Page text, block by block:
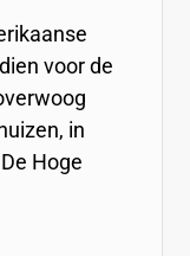
voor de
in
Hoge